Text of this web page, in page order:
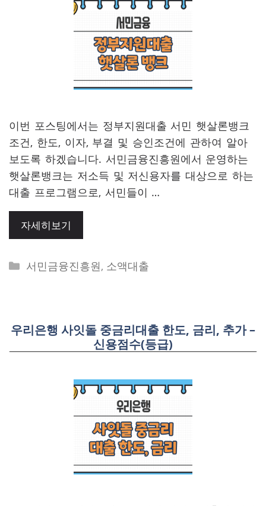
이번 포스팅에서는 정부지원대출 서민 햇살론뱅크
조건, 한도, 이자, 부결 및 승인조건에 관하여 알아
보도록 하겠습니다. 서민금융진흥원에서 운영하는
햇살론뱅크는 저소득 및 저신용자를 대상으로 하는
대출 프로그램으로, 서민들이 …
자세히보기
Categories
서민금융진흥원, 소액대출
우리은행 사잇돌 중금리대출 한도, 금리, 추가 –
신용점수(등급)